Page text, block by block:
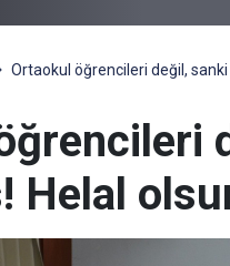
Ortaokul öğrencileri değil,
Helal